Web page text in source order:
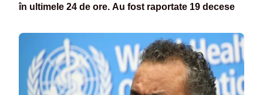
în ultimele 24 de ore. Au fost raportate 19 decese